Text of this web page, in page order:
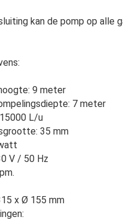
kan de pomp op alle
9 meter
7 meter
L/u
35 mm
V / 50 Hz
x Ø 155 mm